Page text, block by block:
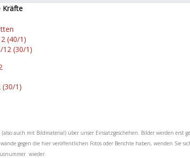
Kräfte
(40/1)
12 (30/1)
auch mit Bildmaterial) über unser Einsatzgeschehen. Bilder werden erst
gegen die hier veröffentlichen Fotos oder Berichte haben, wenden Sie
wieder.